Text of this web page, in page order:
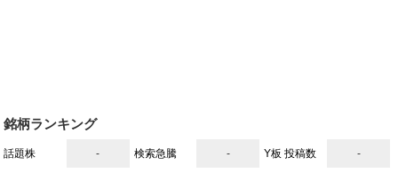
銘柄ランキング
話題株 - 検索急騰 - Y板 投稿数 -